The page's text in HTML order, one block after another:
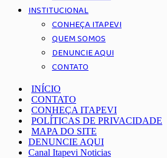
INSTITUCIONAL
CONHEÇA ITAPEVI
QUEM SOMOS
DENUNCIE AQUI
CONTATO
INÍCIO
CONTATO
CONHEÇA ITAPEVI
POLÍTICAS DE PRIVACIDADE
MAPA DO SITE
DENUNCIE AQUI
Canal Itapevi Noticias